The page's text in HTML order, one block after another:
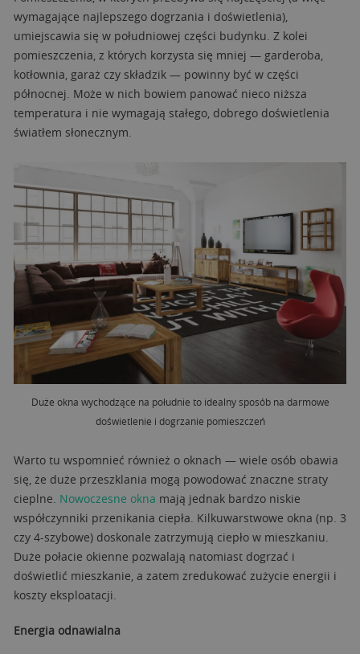
wymagające najlepszego dogrzania i doświetlenia),
umiejscawia się w południowej części budynku. Z kolei
pomieszczenia, z których korzysta się mniej — garderoba,
kotłownia, garaż czy składzik — powinny być w części
północnej. Może w nich bowiem panować nieco niższa
temperatura i nie wymagają stałego, dobrego doświetlenia
światłem słonecznym.
Duże okna wychodzące na południe to idealny sposób na darmowe
doświetlenie i dogrzanie pomieszczeń
Warto tu wspomnieć również o oknach — wiele osób obawia
się, że duże przeszklania mogą powodować znaczne straty
cieplne. Nowoczesne okna mają jednak bardzo niskie
współczynniki przenikania ciepła. Kilkuwarstwowe okna (np. 3
czy 4-szybowe) doskonale zatrzymują ciepło w mieszkaniu.
Duże połacie okienne pozwalają natomiast dogrzać i
doświetlić mieszkanie, a zatem zredukować zużycie energii i
koszty eksploatacji.
Energia odnawialna